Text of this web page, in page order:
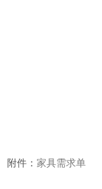
附件： 家具需求单